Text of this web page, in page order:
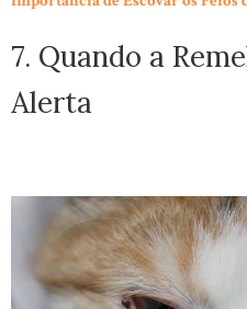
7. Quando a
Alerta